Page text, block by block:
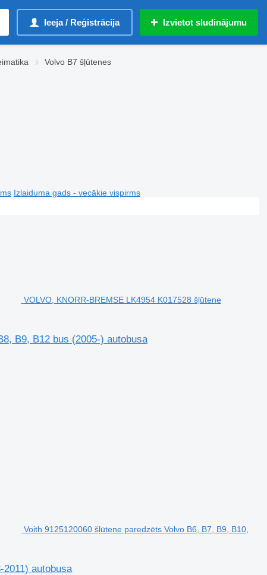
Ieeja / Reģistrācija Izvietot sludinājumu
Volvo B7 šļūtenes
Izlaiduma gads - vecākie vispirms
VOLVO, KNORR-BREMSE LK4954 K017528 šļūtene
B9, B12 bus (2005-) autobusa
Voith 9125120060 šļūtene paredzēts Volvo B6, B7, B9, B10,
autobusa